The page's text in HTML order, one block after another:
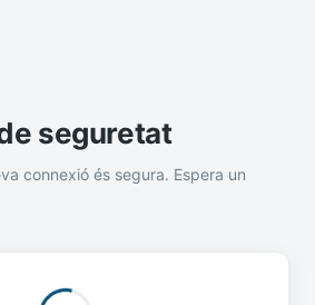
seguretat
connexió és segura. Espera un